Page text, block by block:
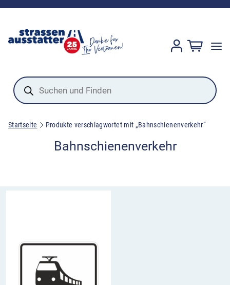
Products
search
Startseite Produkte verschlagwortet mit „Bahnschienenverkehr“
Bahnschienenverkehr